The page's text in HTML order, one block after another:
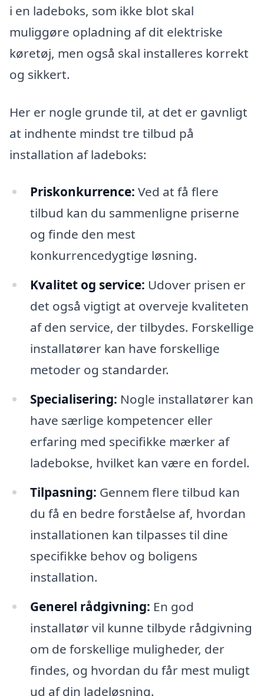
i en ladeboks, som ikke blot skal
muliggøre opladning af dit elektriske
køretøj, men også skal installeres korrekt
og sikkert.
Her er nogle grunde til, at det er gavnligt
at indhente mindst tre tilbud på
installation af ladeboks:
Priskonkurrence: Ved at få flere
tilbud kan du sammenligne priserne
og finde den mest
konkurrencedygtige løsning.
Kvalitet og service: Udover prisen er
det også vigtigt at overveje kvaliteten
af den service, der tilbydes. Forskellige
installatører kan have forskellige
metoder og standarder.
Specialisering: Nogle installatører kan
have særlige kompetencer eller
erfaring med specifikke mærker af
ladebokse, hvilket kan være en fordel.
Tilpasning: Gennem flere tilbud kan
du få en bedre forståelse af, hvordan
installationen kan tilpasses til dine
specifikke behov og boligens
installation.
Generel rådgivning: En god
installatør vil kunne tilbyde rådgivning
om de forskellige muligheder, der
findes, og hvordan du får mest muligt
ud af din ladeløsning.